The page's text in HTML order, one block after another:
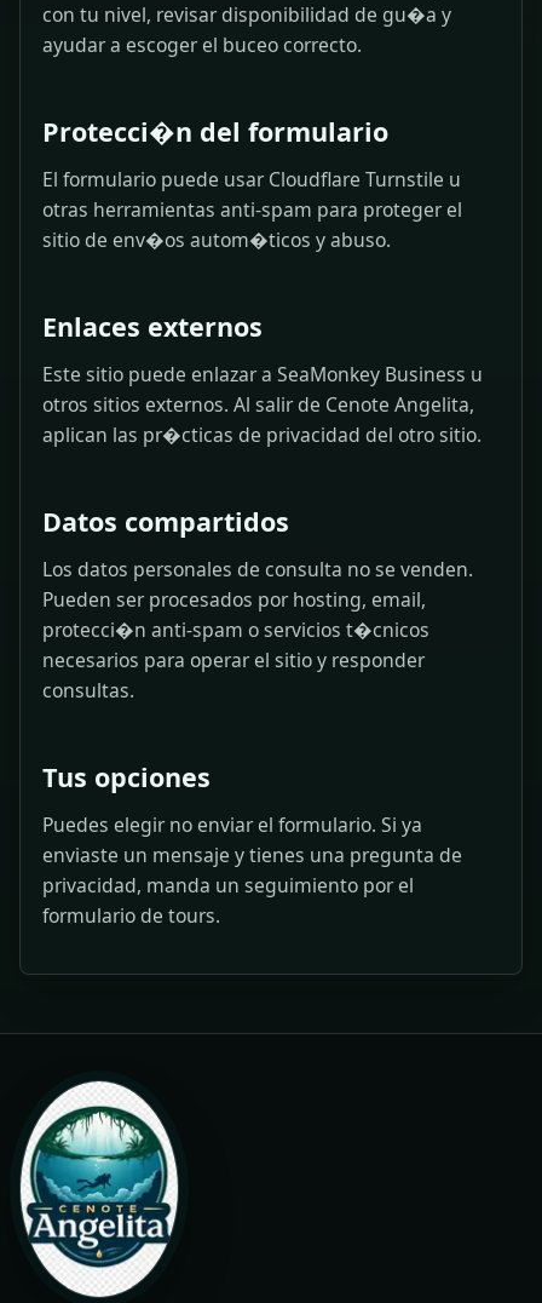
con tu nivel, revisar disponibilidad de gu�a y
ayudar a escoger el buceo correcto.
Protecci�n del formulario
El formulario puede usar Cloudflare Turnstile u
otras herramientas anti-spam para proteger el
sitio de env�os autom�ticos y abuso.
Enlaces externos
Este sitio puede enlazar a SeaMonkey Business u
otros sitios externos. Al salir de Cenote Angelita,
aplican las pr�cticas de privacidad del otro sitio.
Datos compartidos
Los datos personales de consulta no se venden.
Pueden ser procesados por hosting, email,
protecci�n anti-spam o servicios t�cnicos
necesarios para operar el sitio y responder
consultas.
Tus opciones
Puedes elegir no enviar el formulario. Si ya
enviaste un mensaje y tienes una pregunta de
privacidad, manda un seguimiento por el
formulario de tours.